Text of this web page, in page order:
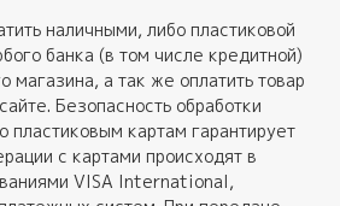
наличными, либо пластиковой
банка (в том числе кредитной)
магазина, а так же оплатить товар
Безопасность обработки
пластиковым картам гарантирует
с картами происходят в
VISA International,